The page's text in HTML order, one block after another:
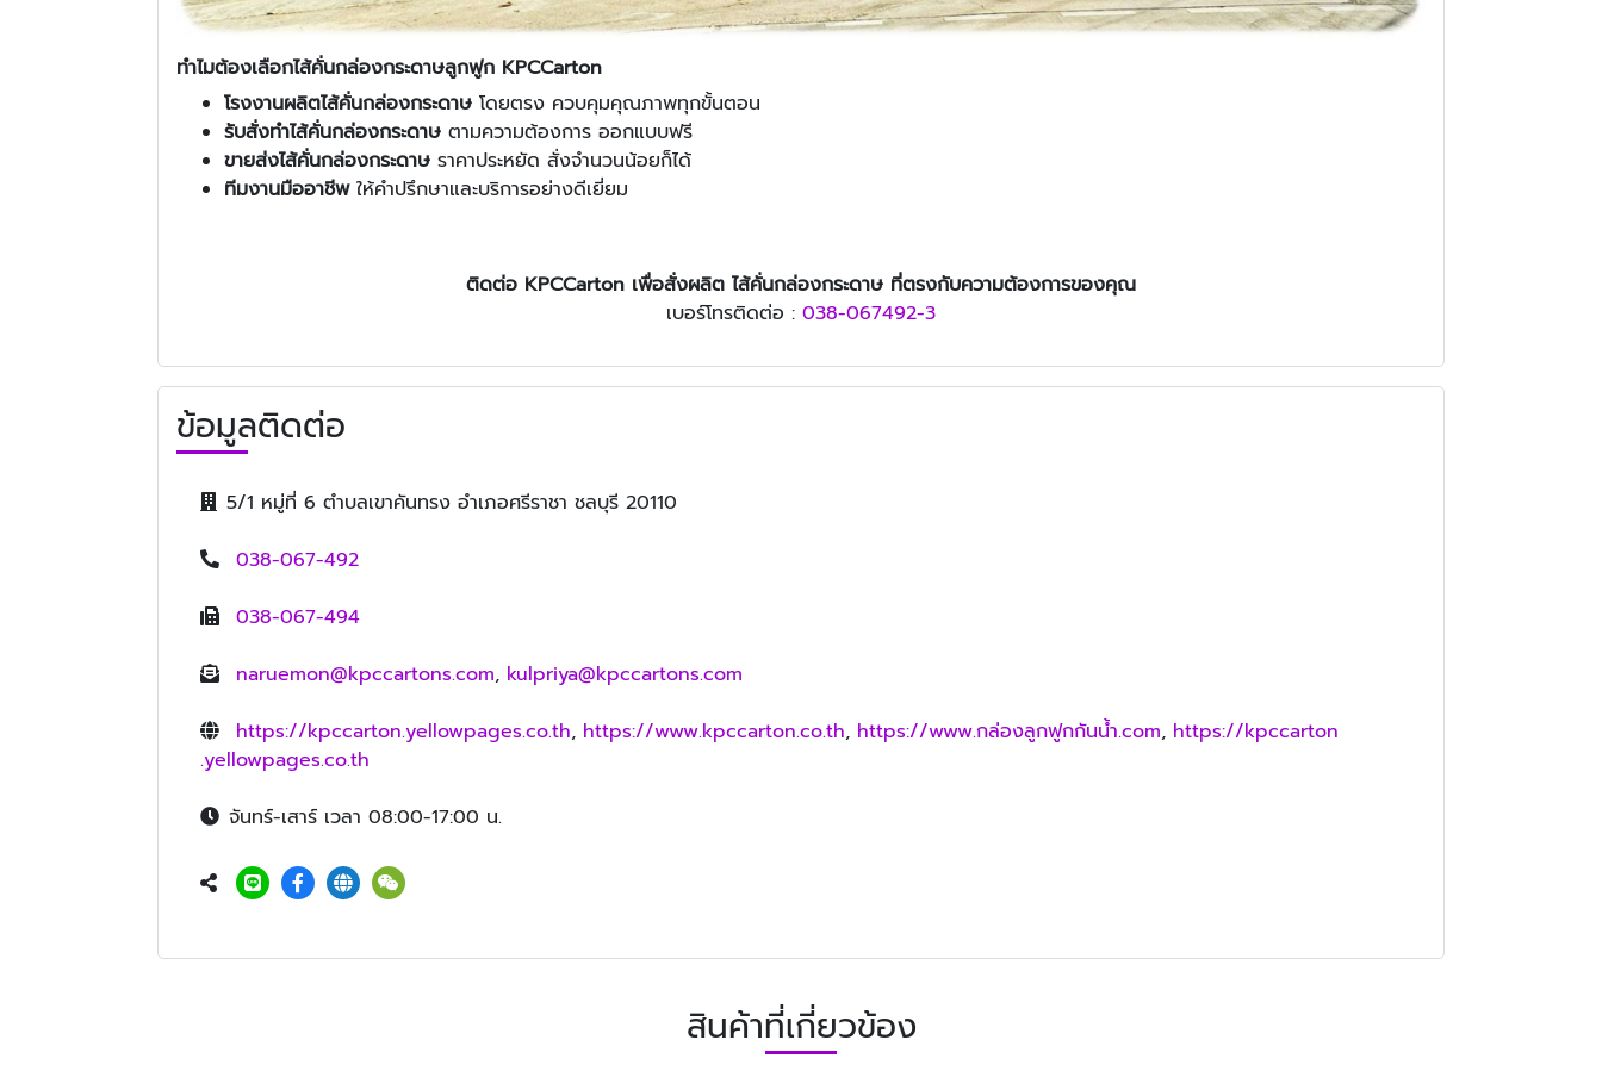
ทำไมต้องเลือกไส้คั่นกล่องกระดาษลูกฟูก KPCCarton
โรงงานผลิตไส้คั่นกล่องกระดาษ โดยตรง ควบคุมคุณภาพทุกขั้นตอน
รับสั่งทำไส้คั่นกล่องกระดาษ ตามความต้องการ ออกแบบฟรี
ขายส่งไส้คั่นกล่องกระดาษ ราคาประหยัด สั่งจำนวนน้อยก็ได้
ทีมงานมืออาชีพให้คำปรึกษาและบริการอย่างดีเยี่ยม
ติดต่อ KPCCarton เพื่อสั่งผลิต ไส้คั่นกล่องกระดาษ ที่ตรงกับความต้องการของคุณ
เบอร์โทรติดต่อ : 038-067492-3
ข้อมูลติดต่อ
5/1 หมู่ที่ 6 ตำบลเขาคันทรง อำเภอศรีราชา ชลบุรี 20110
038-067-492
038-067-494
naruemon@kpccartons.com, kulpriya@kpccartons.com
https://kpccarton.yellowpages.co.th, https://www.kpccarton.co.th, https://www.กล่องลูกฟูกกันน้ำ.com, https://kpccarton
.yellowpages.co.th
จันทร์-เสาร์ เวลา 08:00-17:00 น.
สินค้าที่เกี่ยวข้อง